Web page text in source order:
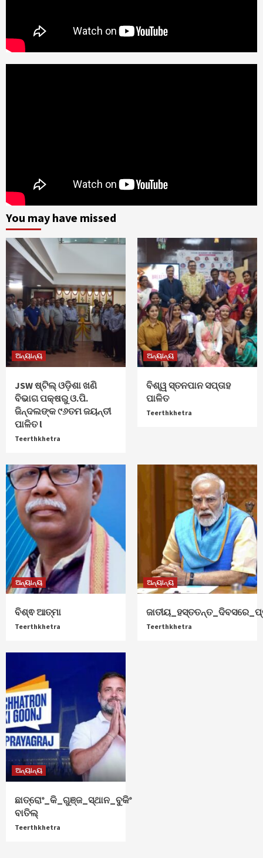
You may have missed
ଅନ୍ୟାନ୍ୟ
JSW ଷ୍ଟିଲ୍ ଓଡ଼ିଶା ଖଣି
ବିଭାଗ ପକ୍ଷରୁ ଓ.ପି.
ଜିନ୍ଦଲଙ୍କ ୯୬ତମ ଜୟନ୍ତୀ
ପାଳିତ l
Teerthkhetra
ଅନ୍ୟାନ୍ୟ
ବିଶ୍ୱ ସ୍ତନପାନ ସପ୍ତାହ
ପାଳିତ
Teerthkhetra
ଅନ୍ୟାନ୍ୟ
ବିଶ୍ଵ ଆତ୍ମା
Teerthkhetra
ଅନ୍ୟାନ୍ୟ
Teerthkhetra
ଅନ୍ୟାନ୍ୟ
ଛାତ୍ରୋଂ_କି_ଗୁଞ୍ଜ_ସ୍ଥାନ_ବୁକିଂ
ବାତିଲ୍
Teerthkhetra